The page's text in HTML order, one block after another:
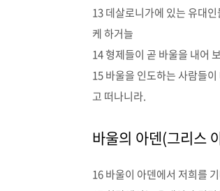
13 데살로니가에 있는 유대
케 하거늘
14 형제들이 곧 바울을 내어
15 바울을 인도하는 사람들
고 떠나니라.
바울의 아덴(그리스
16 바울이 아덴에서 저희를